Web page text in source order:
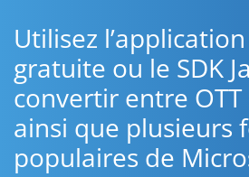
Utilisez
gratuite ou le SDK
convertir entre OTT
ainsi que plusieurs
populaires de